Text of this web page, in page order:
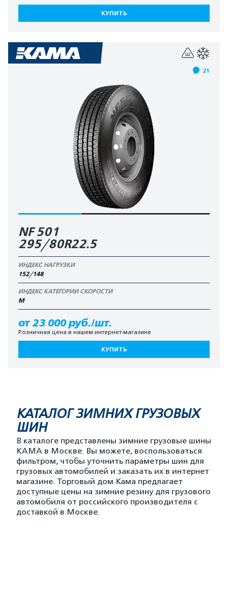
КУПИТЬ
21
NF 501
295/80R22.5
ИНДЕКС НАГРУЗКИ
152/148
ИНДЕКС КАТЕГОРИИ СКОРОСТИ
M
от 23 000 руб./шт.
Розничная цена в нашем интернет-магазине
КУПИТЬ
КАТАЛОГ ЗИМНИХ ГРУЗОВЫХ
ШИН
В каталоге представлены зимние грузовые шины
KAMA в Москве. Вы можете, воспользоваться
фильтром, чтобы уточнить параметры шин для
грузовых автомобилей и заказать их в интернет
магазине. Торговый дом Кама предлагает
доступные цены на зимние резину для грузового
автомобиля от российского производителя с
доставкой в Москве.